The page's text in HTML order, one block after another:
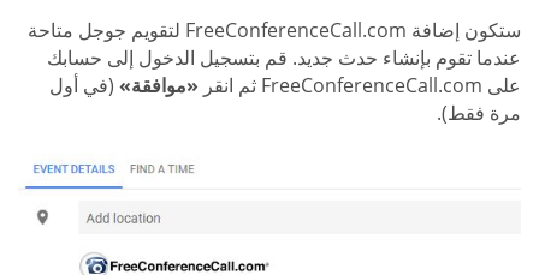
ستكون إضافة FreeConferenceCall.com لتقويم جوجل متاحة
عندما تقوم بإنشاء حدث جديد. قم بتسجيل الدخول إلى حسابك
على FreeConferenceCall.com ثم انقر
«موافقة» (في أول
مرة فقط).